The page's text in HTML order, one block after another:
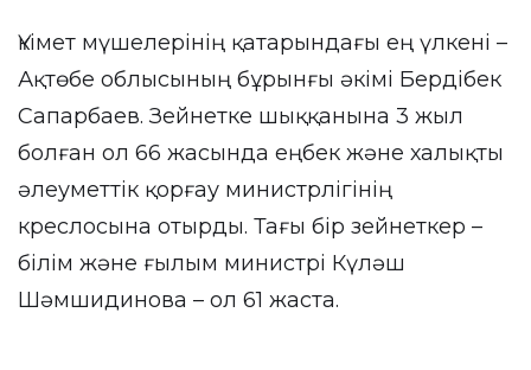
Үкімет мүшелерінің қатарындағы ең үлкені –
Ақтөбе облысының бұрынғы әкімі Бердібек
Сапарбаев. Зейнетке шыққанына 3 жыл
болған ол 66 жасында еңбек және халықты
әлеуметтік қорғау министрлігінің
креслосына отырды. Тағы бір зейнеткер –
білім және ғылым министрі Күләш
Шәмшидинова – ол 61 жаста.